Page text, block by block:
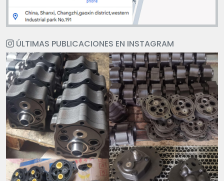
ÚLTIMAS PUBLICACIONES EN INSTAGRAM